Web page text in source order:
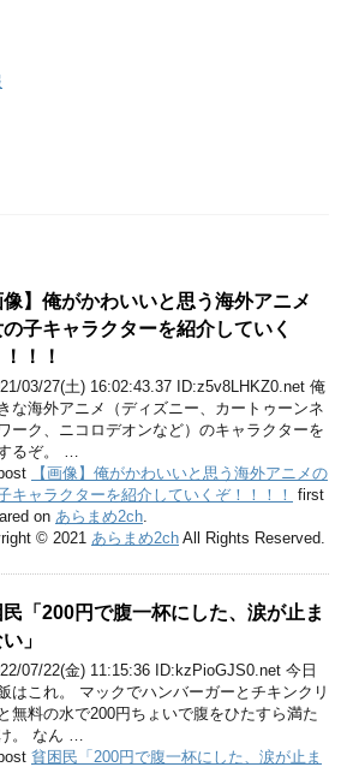
像】俺がかわいいと思う海外アニメ
子キャラクターを紹介していく
！！
03/27(土) 16:02:43.37 ID:z5v8LHKZ0.net 俺
な海外アニメ（ディズニー、カートゥーンネ
ーク、ニコロデオンなど）のキャラクターを
るぞ。 …
【画像】俺がかわいいと思う海外アニメの
キャラクターを紹介していくぞ！！！！ first
on あらまめ2ch
© 2021 あらまめ2ch All Rights Reserved.
「200円で腹一杯にした、涙が止ま
」
07/22(金) 11:15:36 ID:kzPioGJS0.net 今日
はこれ。 マックでハンバーガーとチキンクリ
無料の水で200円ちょいで腹をひたすら満た
。 なん …
貧困民「200円で腹一杯にした、涙が止ま